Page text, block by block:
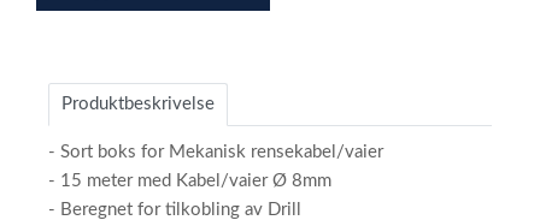
Produktbeskrivelse
- Sort boks for Mekanisk rensekabel/vaier
- 15 meter med Kabel/vaier Ø 8mm
- Beregnet for tilkobling av Drill